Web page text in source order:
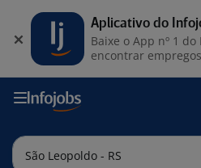
Aplicativo do
Baixe o App nº 1
encontrar empregos